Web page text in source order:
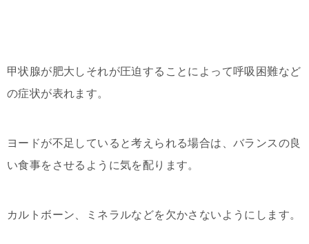
甲状腺が肥大しそれが圧迫することによって呼吸困難など
の症状が表れます。
ヨードが不足していると考えられる場合は、バランスの良
い食事をさせるように気を配ります。
カルトボーン、ミネラルなどを欠かさないようにします。